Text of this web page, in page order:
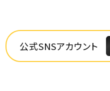
公式SNSアカウント